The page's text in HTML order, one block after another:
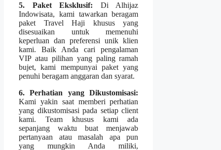
5. Paket Eksklusif: Di Alhijaz
Indowisata, kami tawarkan beragam
paket Travel Haji khusus yang
disesuaikan untuk memenuhi
keperluan dan preferensi unik klien
kami. Baik Anda cari pengalaman
VIP atau pilihan yang paling ramah
bujet, kami mempunyai paket yang
penuhi beragam anggaran dan syarat.
6. Perhatian yang Dikustomisasi:
Kami yakin saat memberi perhatian
yang dikustomisasi pada setiap client
kami. Team khusus kami ada
sepanjang waktu buat menjawab
pertanyaan atau masalah apa pun
yang mungkin Anda miliki,